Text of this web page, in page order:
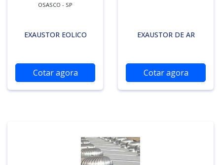
OSASCO - SP
EXAUSTOR EOLICO
Cotar agora
EXAUSTOR DE AR
Cotar agora